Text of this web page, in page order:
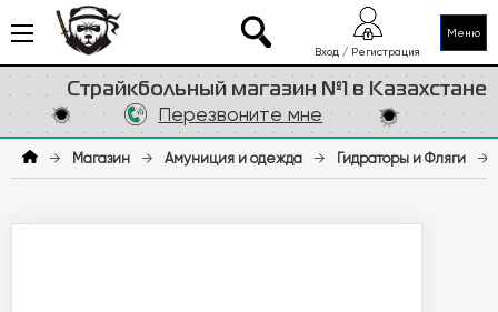
Меню
Страйкбольный магазин №1 в Казахстане
Вход / Регистрация
Перезвоните мне
→ Магазин → Амуниция и одежда → Гидраторы и Фляги →